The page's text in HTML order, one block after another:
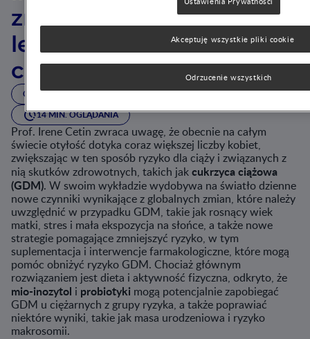
zmniejszaniu ryzyka i
leczeniu cukrzycy
ciążowej (GDM)
CIĄŻA I KARMIENIE PIERSIĄ
OTYŁOŚĆ
14 MIN. OGLĄDANIA
Prof. Irene Cetin zwraca uwagę, że obecnie na całym
świecie otyłość dotyka coraz większej liczby kobiet,
zwiększając w ten sposób ryzyko dla ciąży i związanych z
nią skutków zdrowotnych, takich jakcukrzyca ciążowa
(GDM). W swoim wykładzie wydobywa na światło dzienne
nowe czynniki wynikające z globalnych zmian, które należy
uwzględnić w przypadku GDM, takie jak rosnący wiek
matki, stres i mała ekspozycja na słońce, a także nowe
strategie pomagające zmniejszyć ryzyko, w tym
suplementacja i interwencje farmakologiczne, które mogą
pomóc obniżyć ryzyko GDM. Chociaż głównym
rozwiązaniem jest dieta i aktywność fizyczna, odkryto, że
mio-inozytol i probiotyki mogą potencjalnie zapobiegać
GDM u ciężarnych z grupy ryzyka, a także poprawiać
niektóre wyniki, takie jak masa urodzeniowa i ryzyko
makrosomii.
Odrzucenie wszystkich
Akceptuję wszystkie pliki cookie